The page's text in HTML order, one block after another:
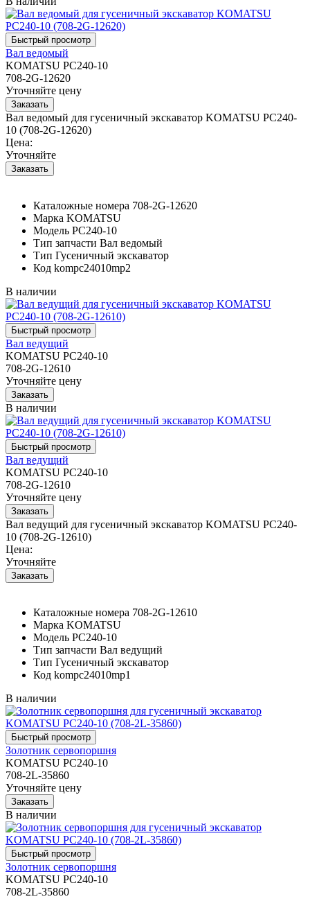
Вал ведомый
KOMATSU PC240-10
708-2G-12620
Уточняйте цену
Вал ведомый для гусеничный экскаватор KOMATSU PC240-
10 (708-2G-12620)
Цена:
Уточняйте
Каталожные номера 708-2G-12620
Марка KOMATSU
Модель PC240-10
Тип запчасти Вал ведомый
Тип Гусеничный экскаватор
Код kompc24010mp2
В наличии
Вал ведущий
KOMATSU PC240-10
708-2G-12610
Уточняйте цену
В наличии
Вал ведущий
KOMATSU PC240-10
708-2G-12610
Уточняйте цену
Вал ведущий для гусеничный экскаватор KOMATSU PC240-
10 (708-2G-12610)
Цена:
Уточняйте
Каталожные номера 708-2G-12610
Марка KOMATSU
Модель PC240-10
Тип запчасти Вал ведущий
Тип Гусеничный экскаватор
Код kompc24010mp1
В наличии
Золотник сервопоршня
KOMATSU PC240-10
708-2L-35860
Уточняйте цену
В наличии
Золотник сервопоршня
KOMATSU PC240-10
708-2L-35860